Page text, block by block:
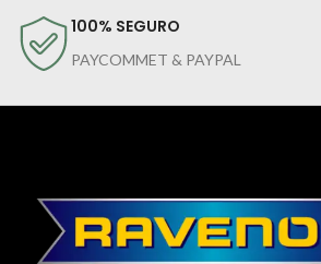
100% SEGURO
PAYCOMMET & PAYPAL